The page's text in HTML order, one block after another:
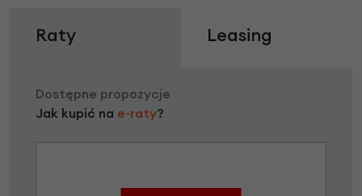
Raty Leasing
Dostępne propozycje
Jak kupić na e-raty?